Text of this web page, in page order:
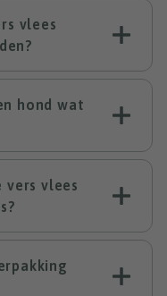
vlees
hond wat
vers vlees